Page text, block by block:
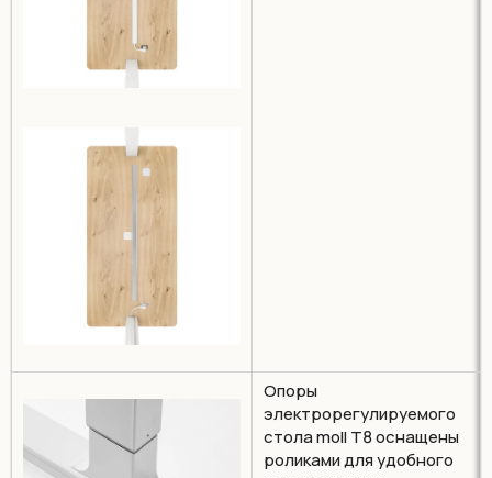
Опоры
электрорегулируемого
стола moll T8 оснащены
роликами для удобного